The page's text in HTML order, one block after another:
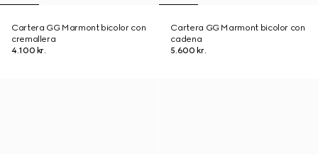
Cartera GG Marmont bicolor con
cremallera
4.100 kr.
Cartera GG Marmont bicolor con
cadena
5.600 kr.